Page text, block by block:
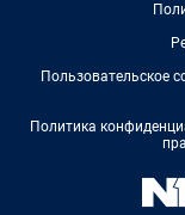
Пользовательское
Политика